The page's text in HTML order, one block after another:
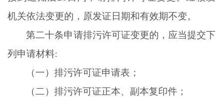
机关依法变更的，原发证日期和有效期不变。
第二十条申请排污许可证变更的，应当提交下
列申请材料:
（一）排污许可证申请表；
（二）排污许可证正本、副本复印件；